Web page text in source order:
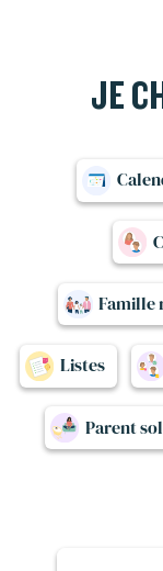
JE
Famille
Listes
Parent